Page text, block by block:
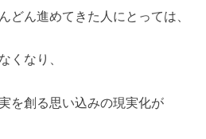
どん進めてきた人にとっては、
くなり、
を創る思い込みの現実化が